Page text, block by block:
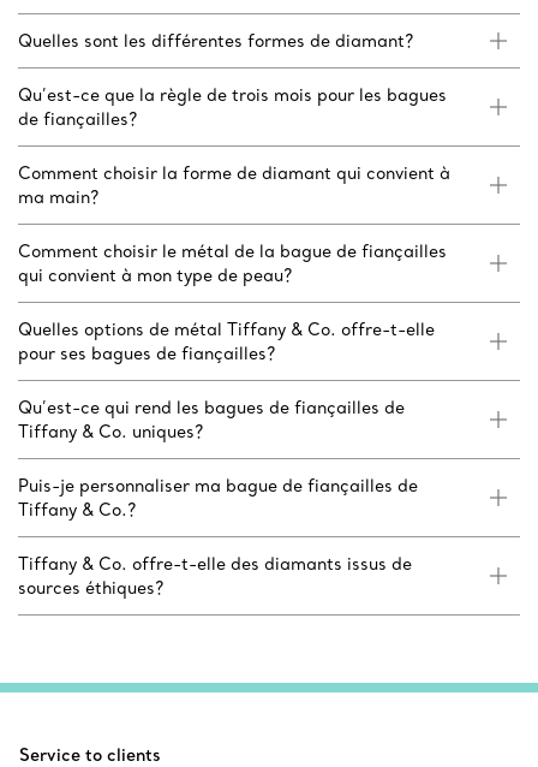
Quelles sont les différentes formes de diamant?
Qu’est-ce que la règle de trois mois pour les bagues
de fiançailles?
Comment choisir la forme de diamant qui convient à
ma main?
Comment choisir le métal de la bague de fiançailles
qui convient à mon type de peau?
Quelles options de métal Tiffany & Co. offre-t-elle
pour ses bagues de fiançailles?
Qu’est-ce qui rend les bagues de fiançailles de
Tiffany & Co. uniques?
Puis-je personnaliser ma bague de fiançailles de
Tiffany & Co.?
Tiffany & Co. offre-t-elle des diamants issus de
sources éthiques?
Service to clients